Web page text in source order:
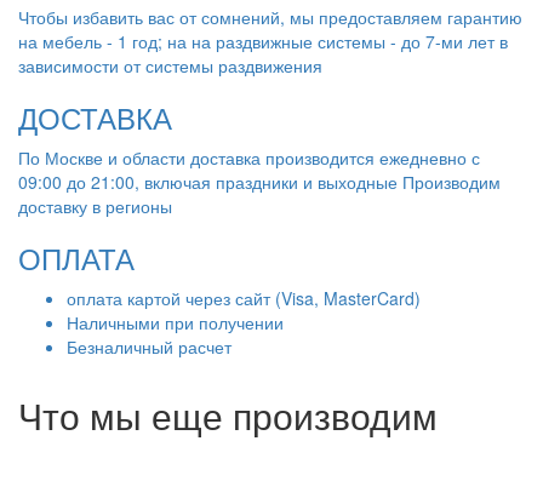
Чтобы избавить вас от сомнений, мы предоставляем гарантию
на мебель - 1 год; на на раздвижные системы - до 7-ми лет в
зависимости от системы раздвижения
ДОСТАВКА
По Москве и области доставка производится ежедневно с
09:00 до 21:00, включая праздники и выходные Производим
доставку в регионы
ОПЛАТА
оплата картой через сайт (Visa, MasterCard)
Наличными при получении
Безналичный расчет
Что мы еще производим